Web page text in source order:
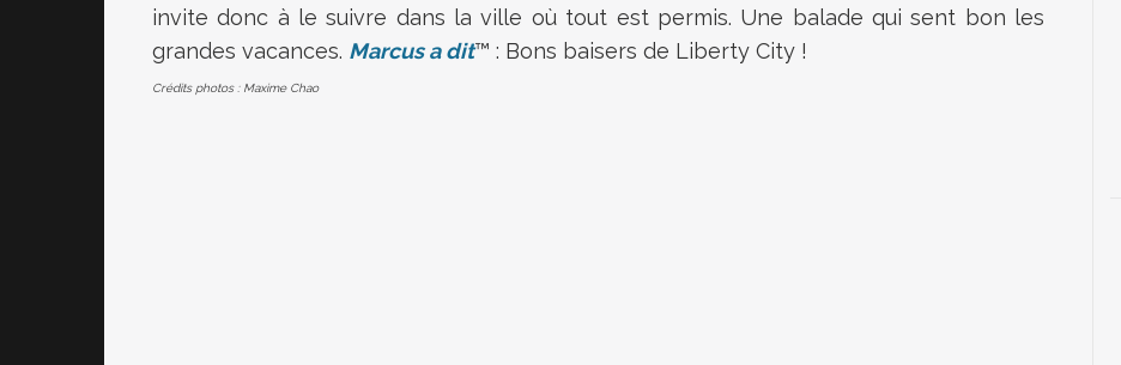
invite donc à le suivre dans la ville où tout est permis. Une balade qui sent bon les
grandes vacances. Marcus a dit™ : Bons baisers de Liberty City !
Crédits photos : Maxime Chao